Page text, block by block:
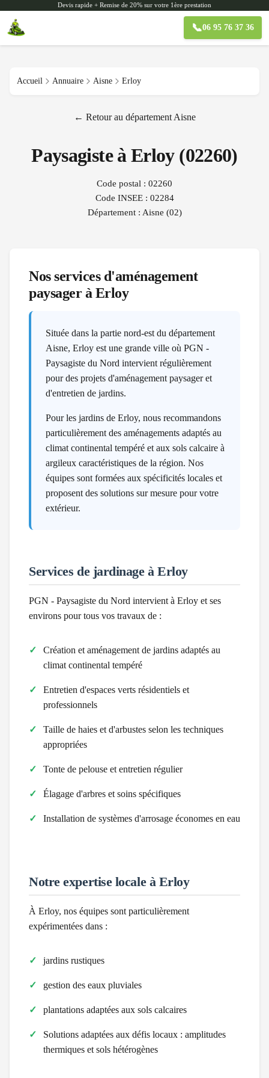
Devis rapide + Remise de 20% sur votre 1ère prestation
📞06 95 76 37 36
Accueil Annuaire Aisne Erloy
← Retour au département Aisne
Paysagiste à Erloy(02260)
Code postal : 02260
Code INSEE : 02284
Département : Aisne (02)
Nos services d'aménagement
paysager à Erloy
Située dans la partie nord-est du département
Aisne, Erloy est une grande ville où PGN -
Paysagiste du Nord intervient régulièrement
pour des projets d'aménagement paysager et
d'entretien de jardins.
Pour les jardins de Erloy, nous recommandons
particulièrement des aménagements adaptés au
climat continental tempéré et aux sols calcaire à
argileux caractéristiques de la région. Nos
équipes sont formées aux spécificités locales et
proposent des solutions sur mesure pour votre
extérieur.
Services de jardinage àErloy
PGN - Paysagiste du Nord intervient à Erloy et ses
environs pour tous vos travaux de :
Création et aménagement de jardins adaptés au
climat continental tempéré
Entretien d'espaces verts résidentiels et
professionnels
Taille de haies et d'arbustes selon les techniques
appropriées
Tonte de pelouse et entretien régulier
Élagage d'arbres et soins spécifiques
Installation de systèmes d'arrosage économes en eau
Notre expertise locale à Erloy
À Erloy, nos équipes sont particulièrement
expérimentées dans :
jardins rustiques
gestion des eaux pluviales
plantations adaptées aux sols calcaires
Solutions adaptées aux défis locaux : amplitudes
thermiques et sols hétérogènes